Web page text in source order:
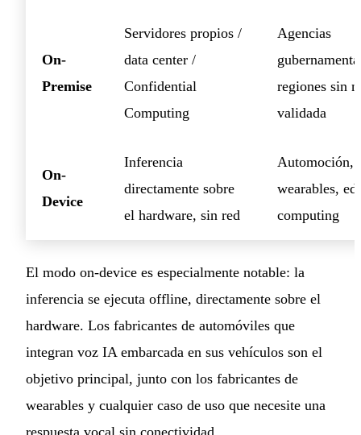
On-
Premise
Servidores propios /
data center /
Confidential
Computing
Agencias
regiones sin
validada
On-
Device
Inferencia
directamente sobre
el hardware, sin red
Automoción,
wearables,
computing
El modo on-device es especialmente notable: la
inferencia se ejecuta offline, directamente sobre el
hardware. Los fabricantes de automóviles que
integran voz IA embarcada en sus vehículos son el
objetivo principal, junto con los fabricantes de
wearables y cualquier caso de uso que necesite una
respuesta vocal sin conectividad.